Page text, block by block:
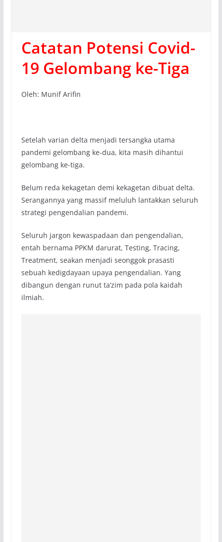
Catatan Potensi Covid-
19 Gelombang ke-Tiga
Oleh: Munif Arifin
Setelah varian delta menjadi tersangka utama
pandemi gelombang ke-dua, kita masih dihantui
gelombang ke-tiga.
Belum reda kekagetan demi kekagetan dibuat delta.
Serangannya yang massif meluluh lantakkan seluruh
strategi pengendalian pandemi.
Seluruh jargon kewaspadaan dan pengendalian,
entah bernama PPKM darurat, Testing, Tracing,
Treatment, seakan menjadi seonggok prasasti
sebuah kedigdayaan upaya pengendalian. Yang
dibangun dengan runut ta’zim pada pola kaidah
ilmiah.